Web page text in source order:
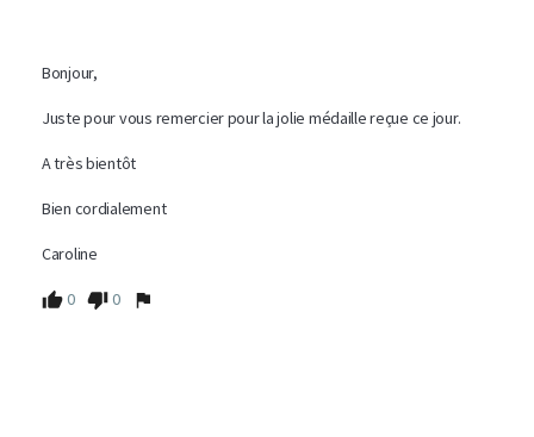
Bonjour,
Juste pour vous remercier pour la jolie médaille reçue ce jour.
A très bientôt
Bien cordialement
Caroline
0 0